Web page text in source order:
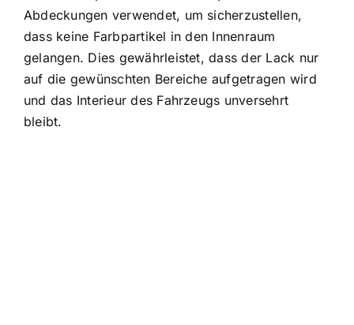
Abdeckungen verwendet, um sicherzustellen,
dass keine Farbpartikel in den Innenraum
gelangen. Dies gewährleistet, dass der Lack nur
auf die gewünschten Bereiche aufgetragen wird
und das Interieur des Fahrzeugs unversehrt
bleibt.